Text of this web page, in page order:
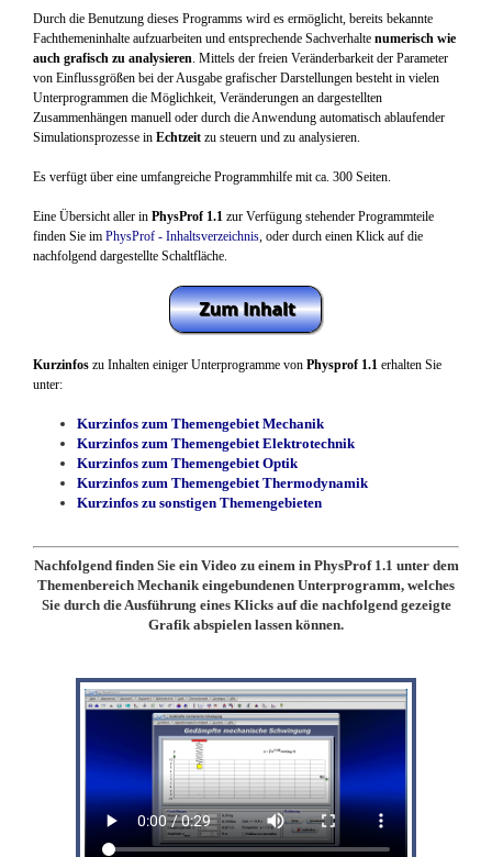
Durch die Benutzung dieses Programms wird es ermöglicht, bereits bekannte
Fachthemeninhalte aufzuarbeiten und entsprechende Sachverhalte numerisch wie
auch grafisch zu analysieren. Mittels der freien Veränderbarkeit der Parameter
von Einflussgrößen bei der Ausgabe grafischer Darstellungen besteht in vielen
Unterprogrammen die Möglichkeit, Veränderungen an dargestellten
Zusammenhängen manuell oder durch die Anwendung automatisch ablaufender
Simulationsprozesse in Echtzeit zu steuern und zu analysieren.
Es verfügt über eine umfangreiche Programmhilfe mit ca. 300 Seiten.
Eine Übersicht aller in PhysProf 1.1 zur Verfügung stehender Programmteile
finden Sie im PhysProf - Inhaltsverzeichnis, oder durch einen Klick auf die
nachfolgend dargestellte Schaltfläche.
Kurzinfos zu Inhalten einiger Unterprogramme von Physprof 1.1 erhalten Sie
unter:
Kurzinfos zum Themengebiet Mechanik
Kurzinfos zum Themengebiet Elektrotechnik
Kurzinfos zum Themengebiet Optik
Kurzinfos zum Themengebiet Thermodynamik
Kurzinfos zu sonstigen Themengebieten
Nachfolgend finden Sie ein Video zu einem in PhysProf 1.1 unter dem
Themenbereich Mechanik eingebundenen Unterprogramm, welches
Sie durch die Ausführung eines Klicks auf die nachfolgend gezeigte
Grafik abspielen lassen können.